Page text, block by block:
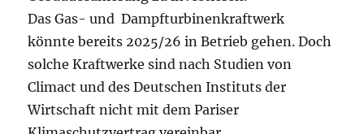
Das Gas- und Dampfturbinenkraftwerk
könnte bereits 2025/26 in Betrieb gehen. Doch
solche Kraftwerke sind nach Studien von
Climact und des Deutschen Instituts der
Wirtschaft nicht mit dem Pariser